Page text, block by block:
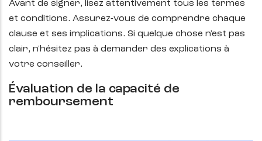
Avant de signer, lisez attentivement tous les termes
et conditions. Assurez-vous de comprendre chaque
clause et ses implications. Si quelque chose n'est pas
clair, n'hésitez pas à demander des explications à
votre conseiller.
Évaluation de la capacité de
remboursement